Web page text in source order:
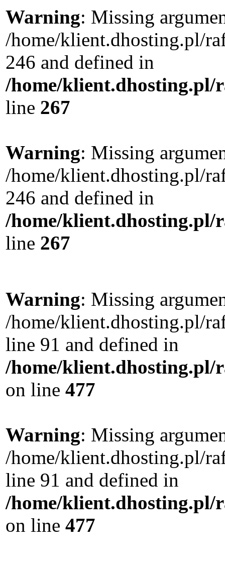
Warning: Missing
/home/klient.dhosting.pl/
246 and defined in
/home/klient.dhosting.pl/
line 267
Warning: Missing
/home/klient.dhosting.pl/
246 and defined in
/home/klient.dhosting.pl/
line 267
Warning: Missing
/home/klient.dhosting.pl/
line 91 and defined in
/home/klient.dhosting.pl/
on line 477
Warning: Missing
/home/klient.dhosting.pl/
line 91 and defined in
/home/klient.dhosting.pl/
on line 477